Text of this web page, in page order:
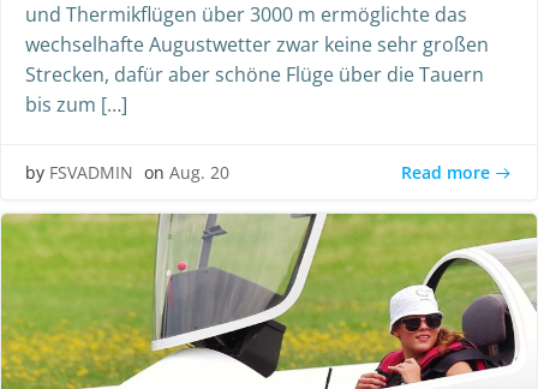
und Thermikflügen über 3000 m ermöglichte das
wechselhafte Augustwetter zwar keine sehr großen
Strecken, dafür aber schöne Flüge über die Tauern
bis zum […]
by FSVADMIN on Aug. 20 Read more